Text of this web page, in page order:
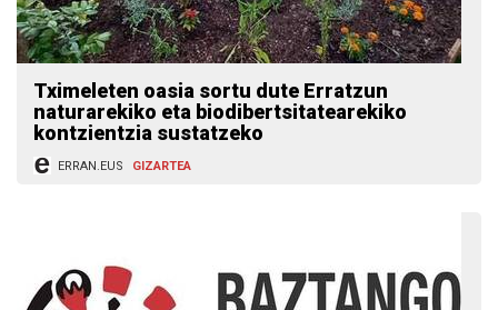
Tximeleten oasia sortu dute Erratzun
naturarekiko eta biodibertsitatearekiko
kontzientzia sustatzeko
ERRAN.EUS GIZARTEA